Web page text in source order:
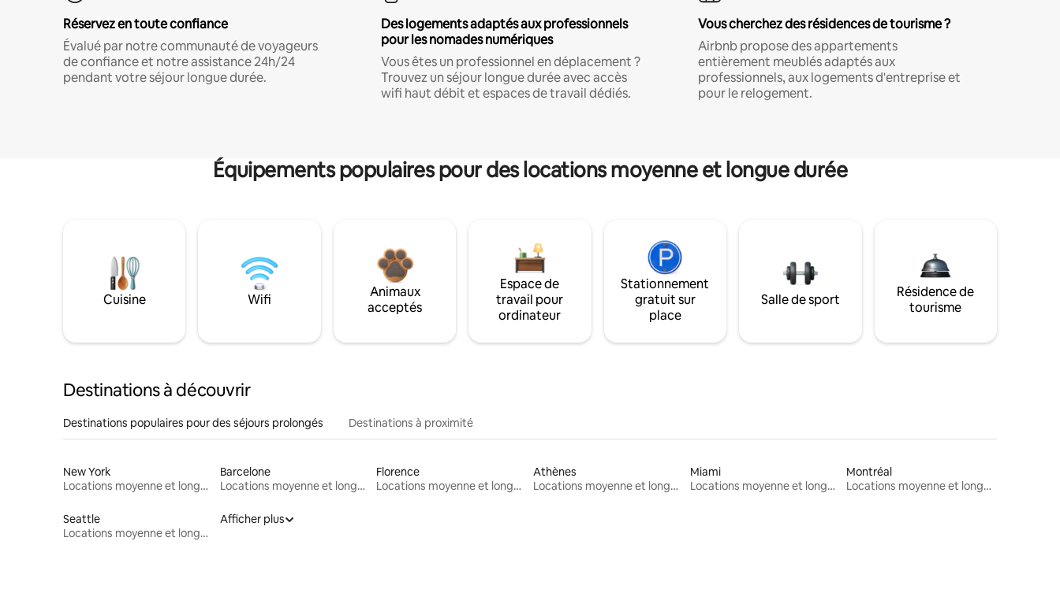
Réservez en toute confiance
Évalué par notre communauté de voyageurs
de confiance et notre assistance 24h/24
pendant votre séjour longue durée.
Des logements adaptés aux professionnels
pour les nomades numériques
Vous êtes un professionnel en déplacement ?
Trouvez un séjour longue durée avec accès
wifi haut débit et espaces de travail dédiés.
Vous cherchez des résidences de tourisme ?
Airbnb propose des appartements
entièrement meublés adaptés aux
professionnels, aux logements d'entreprise et
pour le relogement.
Équipements populaires pour des locations moyenne et longue durée
Cuisine Wifi
Animaux
acceptés
Espace de
travail pour
ordinateur
Stationnement
gratuit sur
place
Salle de sport
Résidence de
tourisme
Destinations à découvrir
Destinations populaires pour des séjours prolongés Destinations à proximité
New York
Locations moyenne et longue durée
Barcelone
Locations moyenne et longue durée
Florence
Locations moyenne et longue durée
Athènes
Locations moyenne et longue durée
Miami
Locations moyenne et longue durée
Montréal
Locations moyenne et longue durée
Seattle
Locations moyenne et longue durée
Afficher plus